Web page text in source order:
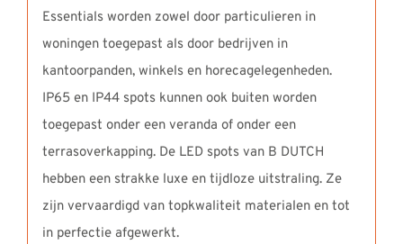
Essentials worden zowel door particulieren in
woningen toegepast als door bedrijven in
kantoorpanden, winkels en horecagelegenheden.
IP65 en IP44 spots kunnen ook buiten worden
toegepast onder een veranda of onder een
terrasoverkapping. De LED spots van B DUTCH
hebben een strakke luxe en tijdloze uitstraling. Ze
zijn vervaardigd van topkwaliteit materialen en tot
in perfectie afgewerkt.